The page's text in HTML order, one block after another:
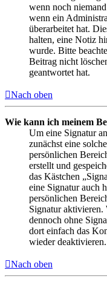
wenn noch
wenn ein
überarbeitet hat.
halten, eine Notiz
wurde. Bitte
Beitrag nicht
geantwortet hat.
Nach oben
Wie kann ich meinem
Um eine Signatur
zunächst eine
persönlichen
erstellt und
das Kästchen
eine Signatur auch
persönlichen
Signatur aktivieren.
dennoch ohne
dort einfach das
wieder deaktivieren.
Nach oben